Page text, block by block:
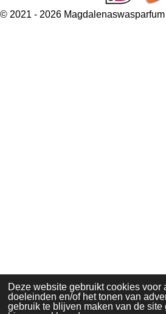
Deze website gebruikt cookies voor
doeleinden en/of het tonen van
gebruik te blijven maken van de site
© 2021 - 2026 Magdalenaswasparfum